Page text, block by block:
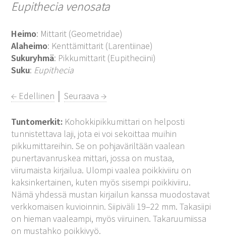
Eupithecia venosata
Heimo: Mittarit (Geometridae)
Alaheimo: Kenttämittarit (Larentiinae)
Sukuryhmä: Pikkumittarit (Eupitheciini)
Suku: Eupithecia
← Edellinen │Seuraava →
Tuntomerkit: Kohokkipikkumittari on helposti
tunnistettava laji, jota ei voi sekoittaa muihin
pikkumittareihin. Se on pohjaväriltään vaalean
punertavanruskea mittari, jossa on mustaa,
viirumaista kirjailua. Ulompi vaalea poikkiviiru on
kaksinkertainen, kuten myös sisempi poikkiviiru.
Nämä yhdessä mustan kirjailun kanssa muodostavat
verkkomaisen kuvioinnin. Siipiväli 19–22 mm. Takasiipi
on hieman vaaleampi, myös viiruinen. Takaruumiissa
on mustahko poikkivyö.